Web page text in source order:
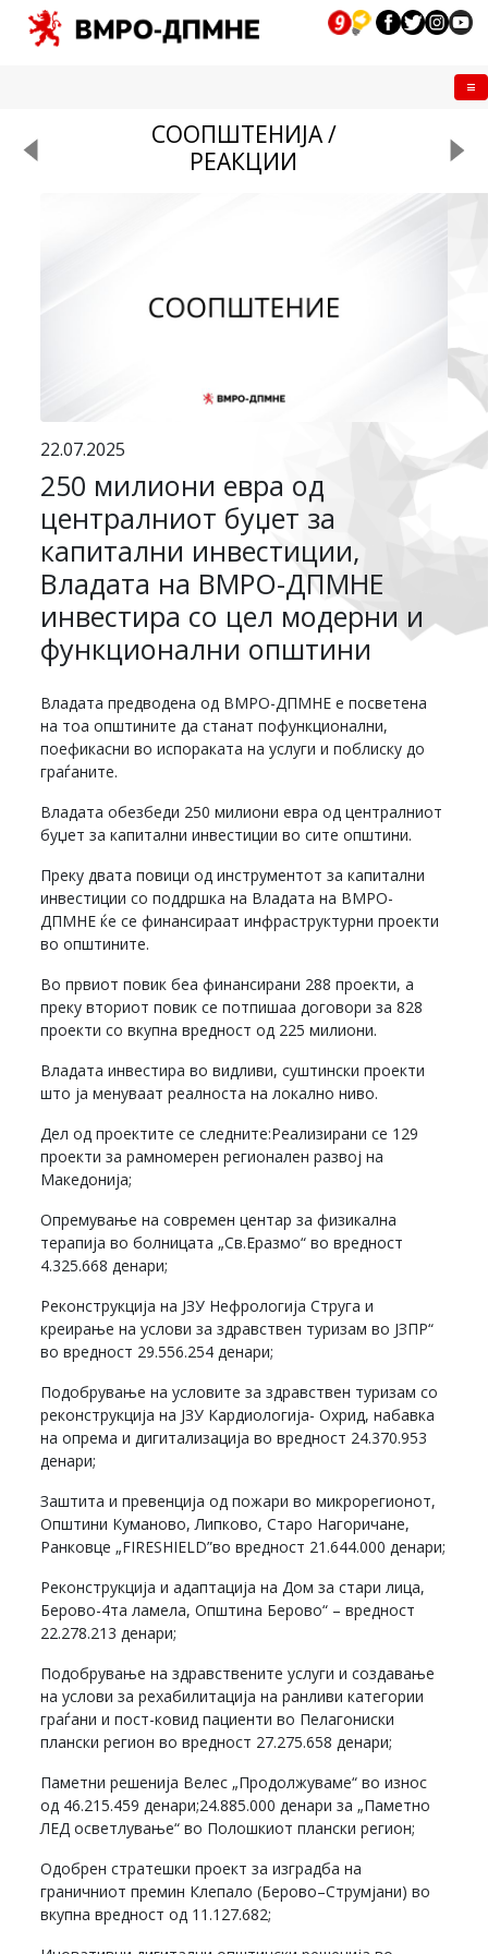
СООПШТЕНИЈА /
РЕАКЦИИ
22.07.2025
250 милиони евра од
централниот буџет за
капитални инвестиции,
Владата на ВМРО-ДПМНЕ
инвестира со цел модерни и
функционални општини
Владата предводена од ВМРО-ДПМНЕ е посветена
на тоа општините да станат пофункционални,
поефикасни во испораката на услуги и поблиску до
граѓаните.
Владата обезбеди 250 милиони евра од централниот
буџет за капитални инвестиции во сите општини.
Преку двата повици од инструментот за капитални
инвестиции со поддршка на Владата на ВМРО-
ДПМНЕ ќе се финансираат инфраструктурни проекти
во општините.
Во првиот повик беа финансирани 288 проекти, а
преку вториот повик се потпишаа договори за 828
проекти со вкупна вредност од 225 милиони.
Владата инвестира во видливи, суштински проекти
што ја менуваат реалноста на локално ниво.
Дел од проектите се следните:Реализирани се 129
проекти за рамномерен регионален развој на
Македонија;
Опремување на современ центар за физикална
терапија во болницата „Св.Еразмо“ во вредност
4.325.668 денари;
Реконструкција на ЈЗУ Нефрологија Струга и
креирање на услови за здравствен туризам во ЈЗПР“
во вредност 29.556.254 денари;
Подобрување на условите за здравствен туризам со
реконструкција на ЈЗУ Кардиологија- Охрид, набавка
на опрема и дигитализација во вредност 24.370.953
денари;
Заштита и превенција од пожари во микрорегионот,
Општини Куманово, Липково, Старо Нагоричане,
Ранковце „FIRESHIELD”во вредност 21.644.000 денари;
Реконструкција и адаптација на Дом за стари лица,
Берово-4та ламела, Општина Берово“ – вредност
22.278.213 денари;
Подобрување на здравствените услуги и создавање
на услови за рехабилитација на ранливи категории
граѓани и пост-ковид пациенти во Пелагониски
плански регион во вредност 27.275.658 денари;
Паметни решенија Велес „Продолжуваме“ во износ
од 46.215.459 денари;24.885.000 денари за „Паметно
ЛЕД осветлување“ во Полошкиот плански регион;
Одобрен стратешки проект за изградба на
граничниот премин Клепало (Берово–Струмјани) во
вкупна вредност од 11.127.682;